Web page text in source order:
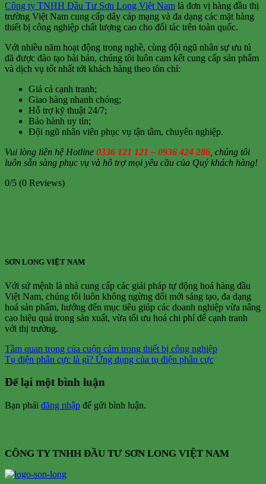
Công ty TNHH Đầu Tư Sơn Long Việt Nam là đơn vị hàng đầu thị
trường Việt Nam cung cấp dây cáp mạng và đa dạng các mặt hàng
thiết bị công nghiệp chất lượng cao cho đối tác trên toàn quốc.
Với nhiều năm hoạt động trong nghề, cùng đội ngũ nhân sự ưu tú
đã được đào tạo bài bản, chúng tôi luôn cam kết cung cấp sản phẩm
và dịch vụ tốt nhất tới khách hàng theo tôn chỉ:
Giá cả cạnh tranh;
Giao hàng nhanh chóng;
Hỗ trợ kỹ thuật 24/7;
Bảo hành uy tín;
Đội ngũ nhân viên phục vụ tận tâm, chuyên nghiệp.
Vui lòng liên hệ Hotline 0336 121 121 – 0936 424 286 , chúng tôi
luôn sẵn sàng phục vụ và hỗ trợ mọi yêu cầu của Quý khách hàng!
0/5 (0 Reviews)
SƠN LONG VIỆT NAM
Với sứ mệnh là nhà cung cấp các giải pháp tự động hoá hàng đầu
Việt Nam, chúng tôi luôn không ngừng đổi mới sáng tạo, đa dạng
hoá sản phẩm, hướng đến mục tiêu giúp các doanh nghiệp vừa nâng
cao hiệu quả trong sản xuất, vừa tối ưu hoá chi phí để cạnh tranh
với thị trường.
Tầm quan trọng của cuộn cảm trong thiết bị công nghiệp
Tụ điện phân cực là gì? Ứng dụng của tụ điện phân cực
Để lại một bình luận
Bạn phải đăng nhập để gửi bình luận.
CÔNG TY TNHH ĐẦU TƯ SƠN LONG VIỆT NAM